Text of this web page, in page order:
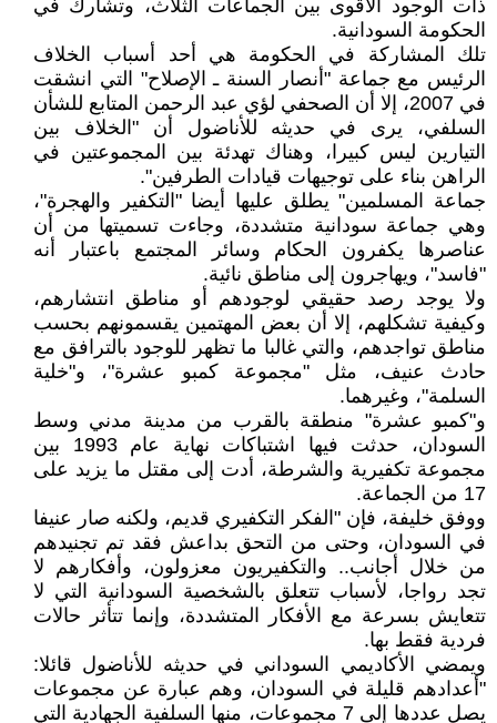
ذات الوجود الأقوى بين الجماعات الثلاث، وتشارك في
الحكومة السودانية.
تلك المشاركة في الحكومة هي أحد أسباب الخلاف
الرئيس مع جماعة "أنصار السنة ـ الإصلاح" التي انشقت
في 2007، إلا أن الصحفي لؤي عبد الرحمن المتابع للشأن
السلفي، يرى في حديثه للأناضول أن "الخلاف بين
التيارين ليس كبيرا، وهناك تهدئة بين المجموعتين في
الراهن بناء على توجيهات قيادات الطرفين".
جماعة المسلمين" يطلق عليها أيضا "التكفير والهجرة"،
وهي جماعة سودانية متشددة، وجاءت تسميتها من أن
عناصرها يكفرون الحكام وسائر المجتمع باعتبار أنه
"فاسد"، ويهاجرون إلى مناطق نائية.
ولا يوجد رصد حقيقي لوجودهم أو مناطق انتشارهم،
وكيفية تشكلهم، إلا أن بعض المهتمين يقسمونهم بحسب
مناطق تواجدهم، والتي غالبا ما تظهر للوجود بالترافق مع
حادث عنيف، مثل "مجموعة كمبو عشرة"، و"خلية
السلمة"، وغيرهما.
و"كمبو عشرة" منطقة بالقرب من مدينة مدني وسط
السودان، حدثت فيها اشتباكات نهاية عام 1993 بين
مجموعة تكفيرية والشرطة، أدت إلى مقتل ما يزيد على
17 من الجماعة.
ووفق خليفة، فإن "الفكر التكفيري قديم، ولكنه صار عنيفا
في السودان، وحتى من التحق بداعش فقد تم تجنيدهم
من خلال أجانب.. والتكفيريون معزولون، وأفكارهم لا
تجد رواجا، لأسباب تتعلق بالشخصية السودانية التي لا
تتعايش بسرعة مع الأفكار المتشددة، وإنما تتأثر حالات
فردية فقط بها.
ويمضي الأكاديمي السوداني في حديثه للأناضول قائلا:
"أعدادهم قليلة في السودان، وهم عبارة عن مجموعات
يصل عددها إلى 7 مجموعات، منها السلفية الجهادية التي